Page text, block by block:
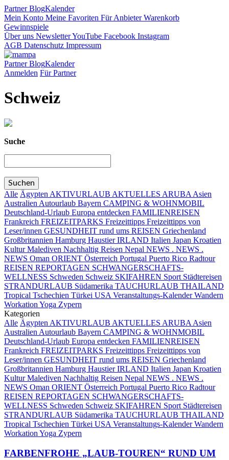
PartnerBlogKalender
Mein Konto Meine Favoriten Für AnbieterWarenkorb
Gewinnspiele
Über uns NewsletterYouTube Facebook Instagram
AGB Datenschutz Impressum
PartnerBlogKalender
Anmelden Für Partner
Schweiz
Suche
Alle Ägypten AKTIVURLAUB AKTUELLES ARUBA Asien
Australien Autourlaub Bayern CAMPING & WOHNMOBIL
Deutschland-Urlaub Europa entdecken FAMILIENREISEN
Frankreich FREIZEITPARKS Freizeittipps Freizeittipps von
Leser/innen GESUNDHEIT rund ums REISEN Griechenland
Großbritannien Hamburg HaustierIRLAND Italien Japan Kroatien
KulturMalediven Nachhaltig Reisen Nepal NEWS . NEWS .
NEWS Oman ORIENT Österreich Portugal Puerto Rico Radtour
REISEN REPORTAGEN SCHWANGERSCHAFTS-
WELLNESS Schweden Schweiz SKIFAHREN Sport Städtereisen
STRANDURLAUB Südamerika TAUCHURLAUB THAILAND
Tropical Tschechien Türkei USA Veranstaltungs-KalenderWandern
Workation Yoga Zypern
Kategorien
Alle Ägypten AKTIVURLAUB AKTUELLES ARUBA Asien
Australien Autourlaub Bayern CAMPING & WOHNMOBIL
Deutschland-Urlaub Europa entdecken FAMILIENREISEN
Frankreich FREIZEITPARKS Freizeittipps Freizeittipps von
Leser/innen GESUNDHEIT rund ums REISEN Griechenland
Großbritannien Hamburg HaustierIRLAND Italien Japan Kroatien
KulturMalediven Nachhaltig Reisen Nepal NEWS . NEWS .
NEWS Oman ORIENT Österreich Portugal Puerto Rico Radtour
REISEN REPORTAGEN SCHWANGERSCHAFTS-
WELLNESS Schweden Schweiz SKIFAHREN Sport Städtereisen
STRANDURLAUB Südamerika TAUCHURLAUB THAILAND
Tropical Tschechien Türkei USA Veranstaltungs-KalenderWandern
Workation Yoga Zypern
FARBENFROHE „LAUB-TOUREN“ RUND UM